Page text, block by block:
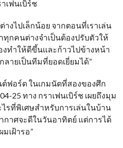
งไปเล็กน้อย จากตอนที่เราเล่น
กคนต่างจำเป็นต้องปรับตัวให้
งทำให้ดีขึ้นและก้าวไปข้างหน้า
ายเป็นทีมที่ยอดเยี่ยมได้”
ต์ฟอร์ด ในเกมนัดที่สองของศึก
25 ทาง กราเฟนเบิร์ช เผยถึงมุม
ไรที่พิเศษสำหรับการเล่นในบ้าน
กาศจะดีในวันอาทิตย์ แต่การได้
เฝ้ารอ”